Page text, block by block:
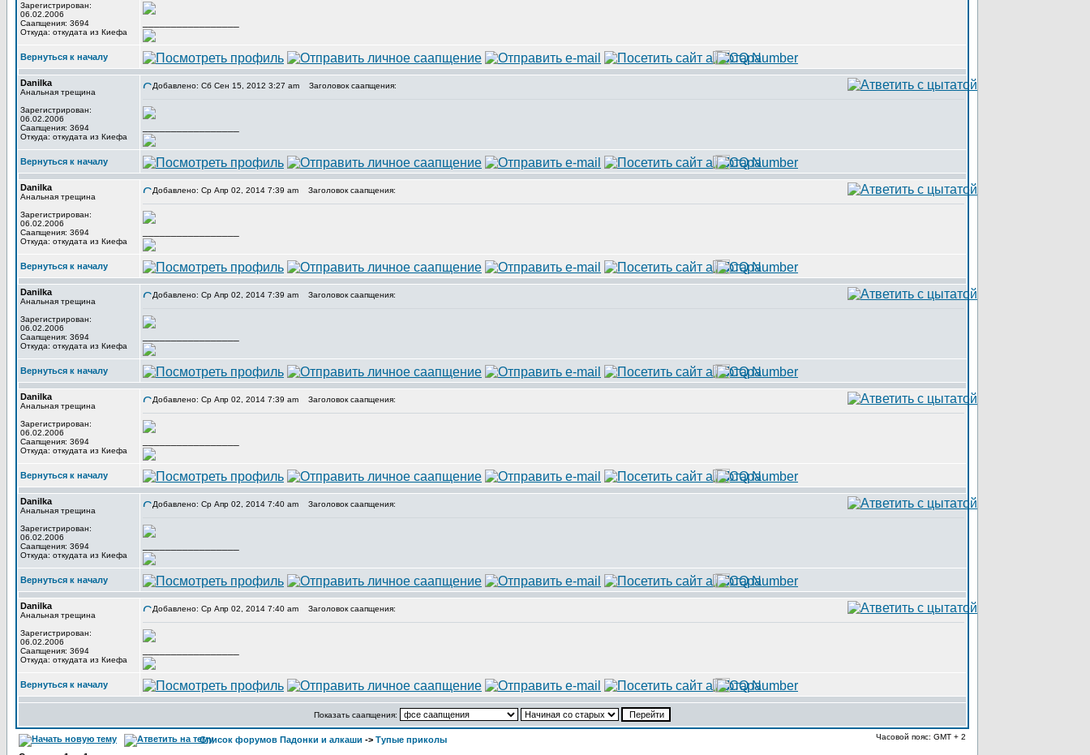
Зарегистрирован:
06.02.2006
Саапщения: 3694
Откуда: откудата из Киефа
Вернуться к началу
Danilka
Анальная трещина
Зарегистрирован:
06.02.2006
Саапщения: 3694
Откуда: откудата из Киефа
Добавлено: Сб Сен 15, 2012 3:27 am Заголовок саапщения:
Вернуться к началу
Danilka
Анальная трещина
Зарегистрирован:
06.02.2006
Саапщения: 3694
Откуда: откудата из Киефа
Добавлено: Ср Апр 02, 2014 7:39 am Заголовок саапщения:
Вернуться к началу
Danilka
Анальная трещина
Зарегистрирован:
06.02.2006
Саапщения: 3694
Откуда: откудата из Киефа
Добавлено: Ср Апр 02, 2014 7:39 am Заголовок саапщения:
Вернуться к началу
Danilka
Анальная трещина
Зарегистрирован:
06.02.2006
Саапщения: 3694
Откуда: откудата из Киефа
Добавлено: Ср Апр 02, 2014 7:39 am Заголовок саапщения:
Вернуться к началу
Danilka
Анальная трещина
Зарегистрирован:
06.02.2006
Саапщения: 3694
Откуда: откудата из Киефа
Добавлено: Ср Апр 02, 2014 7:40 am Заголовок саапщения:
Вернуться к началу
Danilka
Анальная трещина
Зарегистрирован:
06.02.2006
Саапщения: 3694
Откуда: откудата из Киефа
Добавлено: Ср Апр 02, 2014 7:40 am Заголовок саапщения:
Вернуться к началу
Показать саапщения:
Список форумов Падонки и алкаши -> Тупые приколы Часовой пояс: GMT + 2